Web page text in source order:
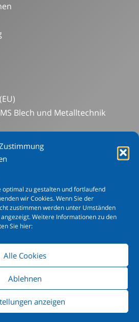
optimal zu gestalten und fortlaufend
wir Cookies. Wenn Sie der
zustimmen werden unter Umständen
Weitere Informationen zu den
Sie hier:
Alle Cookies
Ablehnen
anzeigen
Blech und Metalltechnik
2024 mks Metallbau Schreiber
GmbH
|AGB|
|SOCIAL-MEDIA-